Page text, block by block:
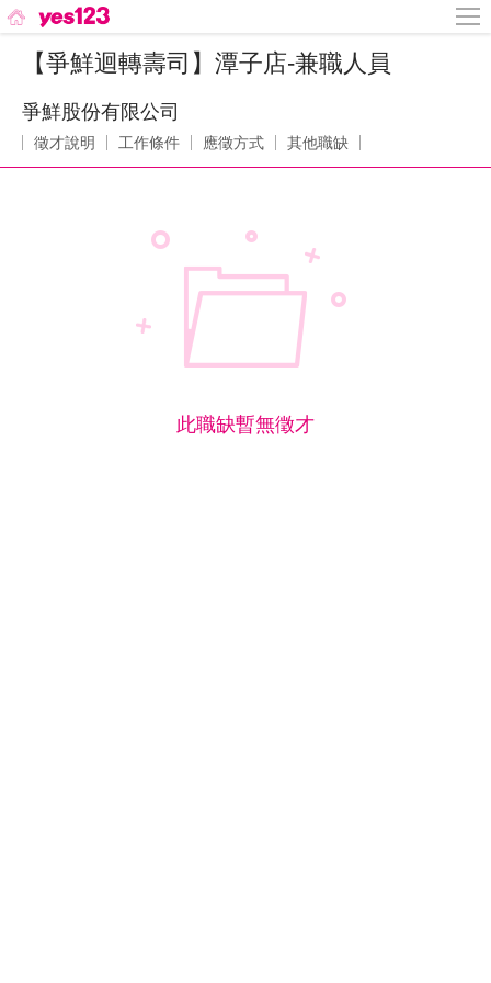
【爭鮮迴轉壽司】潭子店-兼職人員
爭鮮股份有限公司
徵才說明 工作條件 應徵方式 其他職缺
此職缺暫無徵才